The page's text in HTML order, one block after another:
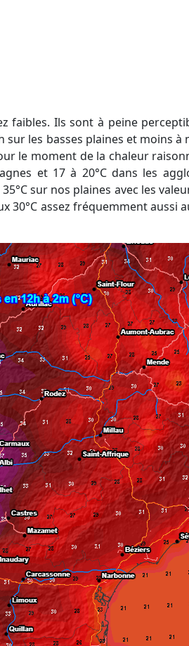
les basses plaines et moins
le moment de la chaleur
et 17 à 20°C dans les
sur nos plaines avec les
30°C assez fréquemment aussi